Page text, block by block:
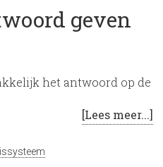
geven
het antwoord op de
[Lees meer...]